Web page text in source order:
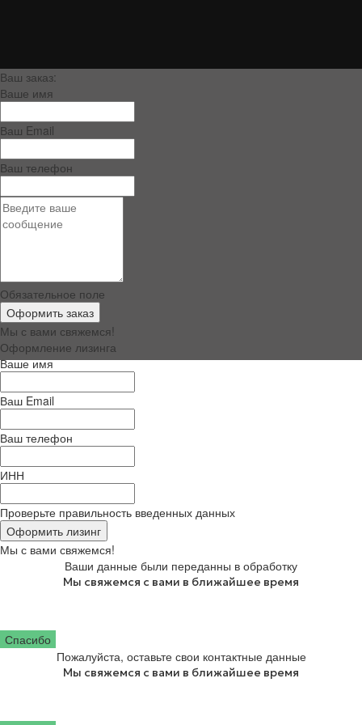
Телефон+7 920 887 83 03
E-mail:info@basemachine.ru
WhatsApp:+7 920 887 83 03
(с) 2024 ООО "Базовые Машины"
Ваш заказ:
Ваше имя
Ваш Email
Ваш телефон
Обязательное поле
Оформить заказ
Мы с вами свяжемся!
Оформление лизинга
Ваше имя
Ваш Email
Ваш телефон
ИНН
Проверьте правильность введенных данных
Оформить лизинг
Мы с вами свяжемся!
Ваши данные были переданны в обработку
Мы свяжемся с вами в ближайшее время
Спасибо
Пожалуйста, оставьте свои контактные данные
Мы свяжемся с вами в ближайшее время